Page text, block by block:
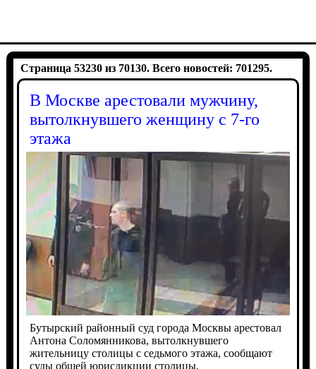
Страница 53230 из 70130. Всего новостей: 701295.
В Москве арестовали мужчину,
вытолкнувшего женщину с 7-го
этажа
Бутырский районный суд города Москвы арестовал
Антона Соломянникова, вытолкнувшего
жительницу столицы с седьмого этажа, сообщают
суды общей юрисдикции столицы.